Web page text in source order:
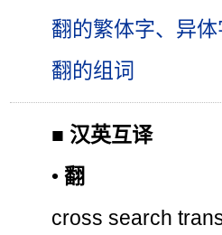
翻的繁体字、异体
翻的组词
■ 汉英互译
•翻
cross search